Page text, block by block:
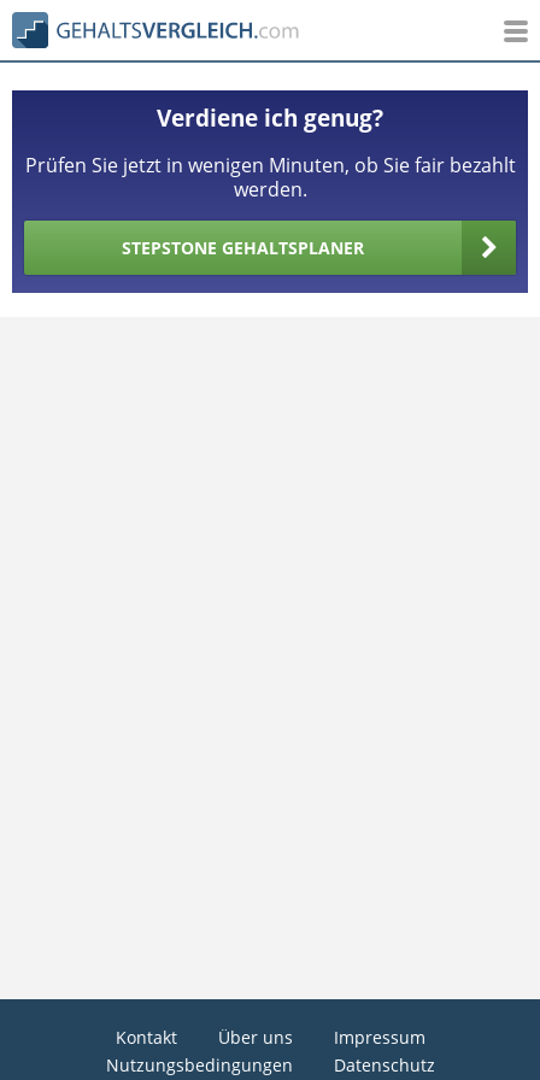
Verdiene ich genug?
Prüfen Sie jetzt in wenigen Minuten, ob Sie fair bezahlt
werden.
STEPSTONE GEHALTSPLANER
Kontakt Über uns
Impressum
Nutzungsbedingungen
Datenschutz